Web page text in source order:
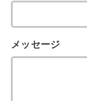
メッセージ